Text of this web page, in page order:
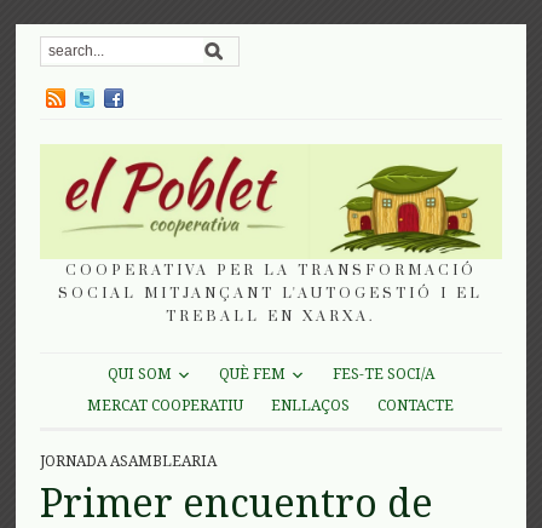
COOPERATIVA PER LA TRANSFORMACIÓ
SOCIAL MITJANÇANT L'AUTOGESTIÓ I EL
TREBALL EN XARXA.
QUI SOM QUÈ FEM
FES-TE SOCI/A
MERCAT COOPERATIU
ENLLAÇOS CONTACTE
JORNADA ASAMBLEARIA
Primer encuentro de